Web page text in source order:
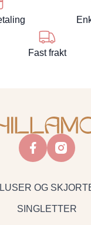
Fast frakt
facebookinstagram
OG
SINGLETTER